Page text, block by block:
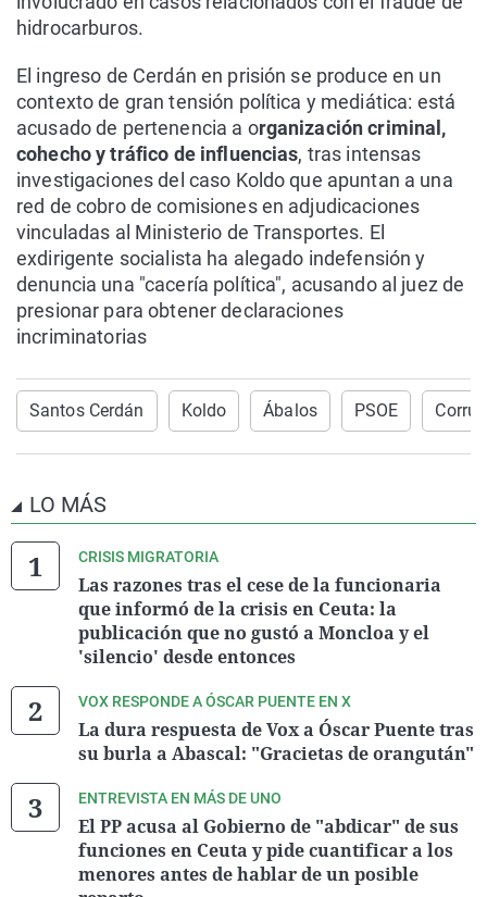
hidrocarburos.
El ingreso de Cerdán en prisión se produce en un
contexto de gran tensión política y mediática: está
acusado de pertenencia a organización criminal,
cohecho y tráfico de influencias, tras intensas
investigaciones del caso Koldo que apuntan a una
red de cobro de comisiones en adjudicaciones
vinculadas al Ministerio de Transportes. El
exdirigente socialista ha alegado indefensión y
denuncia una "cacería política", acusando al juez de
presionar para obtener declaraciones
incriminatorias
Santos Cerdán Koldo Ábalos PSOE
LO MÁS
CRISIS MIGRATORIA
Las razones tras el cese de la funcionaria
que informó de la crisis en Ceuta: la
publicación que no gustó a Moncloa y el
'silencio' desde entonces
VOX RESPONDE A ÓSCAR PUENTE EN X
La dura respuesta de Vox a Óscar Puente tras
su burla a Abascal: "Gracietas de orangután"
ENTREVISTA EN MÁS DE UNO
El PP acusa al Gobierno de "abdicar" de sus
funciones en Ceuta y pide cuantificar a los
menores antes de hablar de un posible